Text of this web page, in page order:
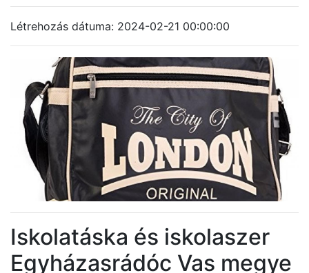
Létrehozás dátuma: 2024-02-21 00:00:00
Iskolatáska és iskolaszer
Egyházasrádóc Vas megye